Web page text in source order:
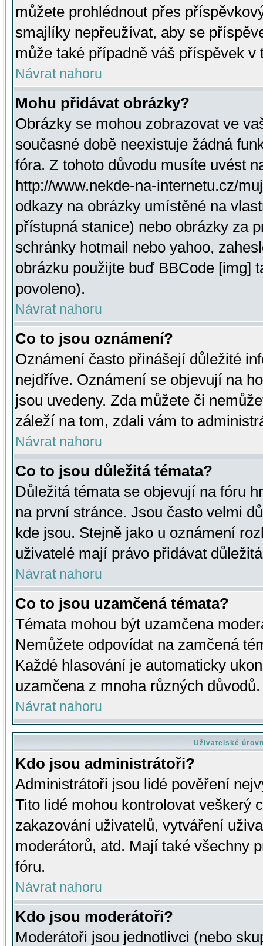
můžete prohlédnout přes
smajlíky nepřeužívat, aby se
může také případně váš příspěvek v
Návrat nahoru
Mohu přidávat obrázky?
Obrázky se mohou zobrazovat ve
současné době neexistuje žádná
fóra. Z tohoto důvodu musíte uvést
http://www.nekde-na-internetu.cz/
odkazy na obrázky umístěné na
přístupná stanice) nebo obrázky za
schránky hotmail nebo yahoo,
obrázku použijte buď BBCode [img]
povoleno).
Návrat nahoru
Co to jsou oznámení?
Oznámení často přinášejí důležité
nejdříve. Oznámení se objevují na
jsou uvedeny. Zda můžete či
záleží na tom, zdali vám to
Návrat nahoru
Co to jsou důležitá témata?
Důležitá témata se objevují na fóru
na první stránce. Jsou často velmi
kde jsou. Stejně jako u oznámení
uživatelé mají právo přidávat
Návrat nahoru
Co to jsou uzamčená témata?
Témata mohou být uzamčena
Nemůžete odpovídat na zamčená
Každé hlasování je automaticky
uzamčena z mnoha různých důvodů.
Návrat nahoru
Uživatelské
Kdo jsou administrátoři?
Administrátoři jsou lidé pověření
Tito lidé mohou kontrolovat veškerý
zakazování uživatelů, vytváření
moderátorů, atd. Mají také všechny
fóru.
Návrat nahoru
Kdo jsou moderátoři?
Moderátoři jsou jednotlivci (nebo